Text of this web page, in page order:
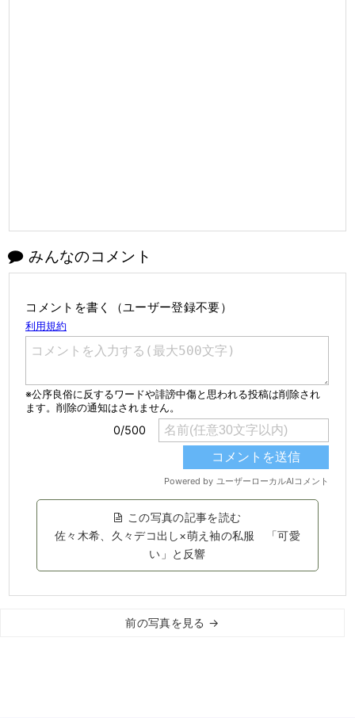
みんなのコメント
コメントを書く（ユーザー登録不要）
この写真の記事を読む
佐々木希、久々デコ出し×萌え袖の私服 「可愛
い」と反響
前の写真を見る →